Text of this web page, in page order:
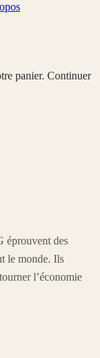
panier. Continuer
éprouvent des
le monde. Ils
l’économie